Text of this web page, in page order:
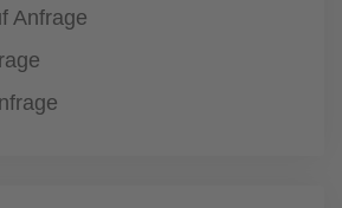
Anfrage